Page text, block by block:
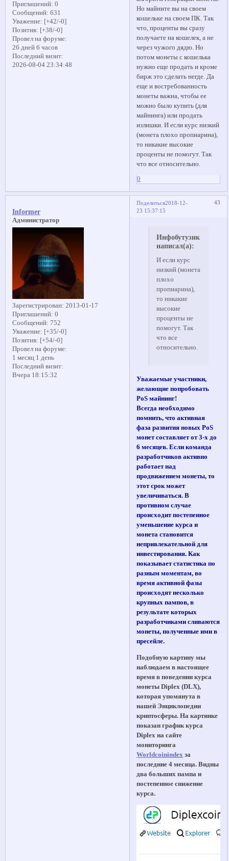
Приглашений: 0
Сообщений: 631
Уважение: [+42/-0]
Позитив: [+38/-0]
Провел на форуме:
26 дней 6 часов
Последний визит:
2026-08-04 23:34:48
Но майните вы на своем
кошельке на своем ПК. Так
что, проценты вы сразу
получаете на кошелек, а не
через чужого дядю. Но
потом монеты с кошелька
нужно еще продать и кроме
бирж это сделать негде. Да
еще и востребованность
монеты важна, чтобы ее
можно было купить (для
майнинга) или продать
излишки. И если курс низкий
(монета плохо пропиарина),
то никакие высокие
проценты не помогут. Так
что все относительно.
0
Поделиться 43
2018-12-
23 15:37:15
Informer
Администратор
Зарегистрирован: 2013-01-17
Приглашений: 0
Сообщений: 752
Уважение: [+35/-0]
Позитив: [+54/-0]
Провел на форуме:
1 месяц 1 день
Последний визит:
Вчера 18:15:32
Инфобутузик
написал(а):
И если курс
низкий (монета
плохо
пропиарина),
то никакие
высокие
проценты не
помогут. Так
что все
относительно.
Уважаемые участники,
желающие попробовать
PoS майнинг!
Всегда необходимо
помнить, что активная
фаза развития новых PoS
монет составляет от 3-х до
6 месяцев. Если команда
разработчиков активно
работает над
продвижением монеты, то
этот срок может
увеличиваться. В
противном случае
происходит постепенное
уменьшение курса и
монета становится
непривлекательной для
инвестирования. Как
показывает статистика по
разным моментам, во
время активной фазы
происходят несколько
крупных пампов, в
результате которых
разработчиками сливаются
монеты, полученные ими в
пресейле.
Подобную картину мы
наблюдаем в настоящее
время в поведении курса
монеты Diplex (DLX),
которая упомянута в
нашей Энциклопедии
криптосферы. На картинке
показан график курса
Diplex на сайте
мониторинга
Worldcoinindex за
последние 4 месяца. Видны
два больших пампа и
постепенное снижение
курса.